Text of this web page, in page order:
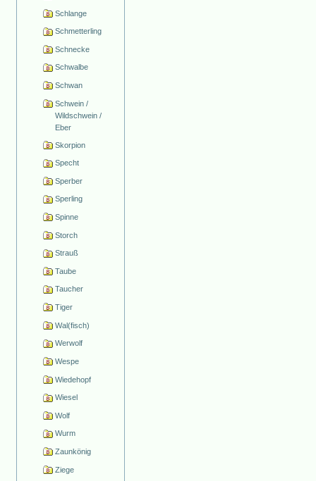
Schlange
Schmetterling
Schnecke
Schwalbe
Schwan
Schwein /
Wildschwein /
Eber
Skorpion
Specht
Sperber
Sperling
Spinne
Storch
Strauß
Taube
Taucher
Tiger
Wal(fisch)
Werwolf
Wespe
Wiedehopf
Wiesel
Wolf
Wurm
Zaunkönig
Ziege